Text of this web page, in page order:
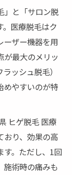
」と「サロン脱
医療脱毛はク
ーザー機器を用
が最大のメリッ
ッシュ脱毛）
めやすいのが特
ヒゲ脱毛 医療
おり、効果の高
す。ただし、1回
施術時の痛みも